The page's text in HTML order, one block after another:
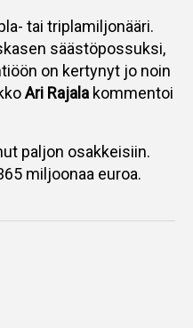
tai triplamiljonääri.
säästöpossuksi,
on kertynyt jo noin
Ari Rajala kommentoi
paljon osakkeisiin.
miljoonaa euroa.